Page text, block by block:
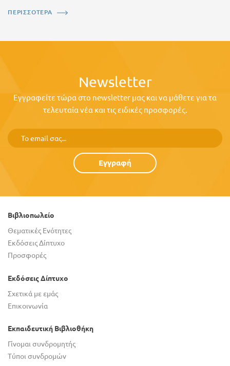
ΠΕΡΙΣΣΟΤΕΡΑ
Newsletter
Εγγραφείτε τώρα στο newsletter μας και να μάθετε για τα
τελευταία νέα και τις ειδικές προσφορές.
Εγγραφή
Βιβλιοπωλείο
Θεματικές Ενότητες
Εκδόσεις Δίπτυχο
Προσφορές
Εκδόσεις Δίπτυχο
Σχετικά με εμάς
Επικοινωνία
Εκπαιδευτική Βιβλιοθήκη
Γίνομαι συνδρομητής
Τύποι συνδρομών